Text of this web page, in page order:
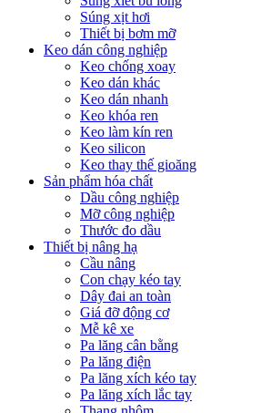
Súng xịt hơi
Thiết bị bơm mỡ
Keo dán công nghiệp
Keo chống xoay
Keo dán khác
Keo dán nhanh
Keo khóa ren
Keo làm kín ren
Keo silicon
Keo thay thế gioăng
Sản phẩm hóa chất
Dầu công nghiệp
Mỡ công nghiệp
Thước đo dầu
Thiết bị nâng hạ
Cầu nâng
Con chạy kéo tay
Dây đai an toàn
Giá đỡ động cơ
Mễ kê xe
Pa lăng cân bằng
Pa lăng điện
Pa lăng xích kéo tay
Pa lăng xích lắc tay